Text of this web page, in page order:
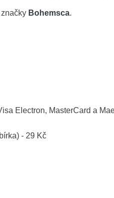
Bohemsca.
Electron, MasterCard a
- 29 Kč